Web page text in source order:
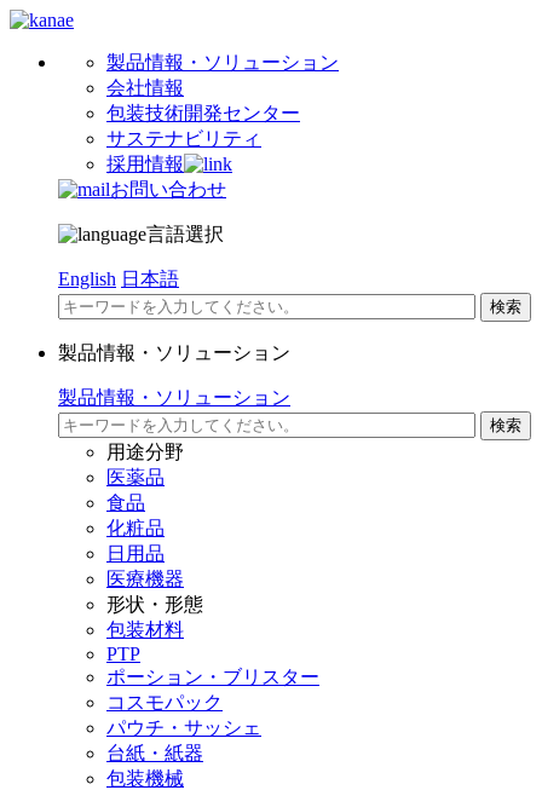
製品情報・ソリューション
会社情報
包装技術開発センター
サステナビリティ
採用情報
お問い合わせ
言語選択
English 日本語
製品情報・ソリューション
製品情報・ソリューション
用途分野
医薬品
食品
化粧品
日用品
医療機器
形状・形態
包装材料
PTP
ポーション・ブリスター
コスモパック
パウチ・サッシェ
台紙・紙器
包装機械